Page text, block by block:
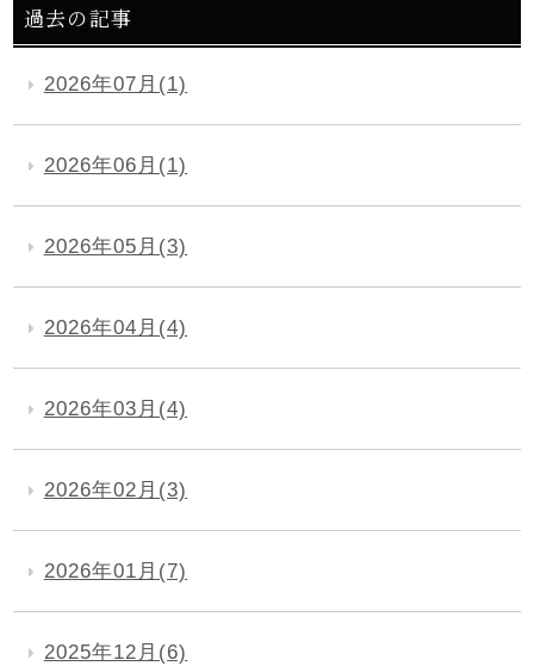
過去の記事
2026年07月(1)
2026年06月(1)
2026年05月(3)
2026年04月(4)
2026年03月(4)
2026年02月(3)
2026年01月(7)
2025年12月(6)